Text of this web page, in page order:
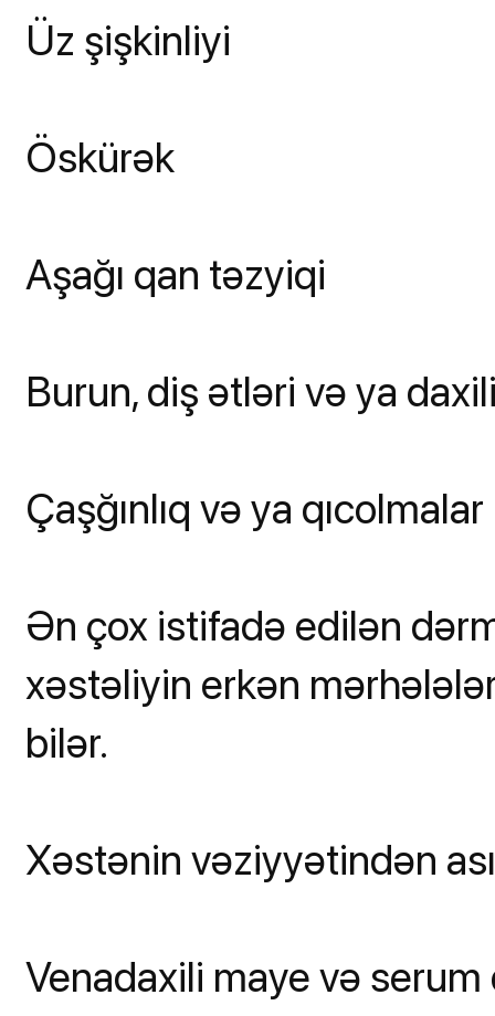
Üz şişkinliyi
Öskürək
Aşağı qan təzyiqi
Burun, diş ətləri və ya
Çaşğınlıq və ya qıcolmalar
Ən çox istifadə edilən
xəstəliyin erkən
bilər.
Xəstənin vəziyyətindən
Venadaxili maye və